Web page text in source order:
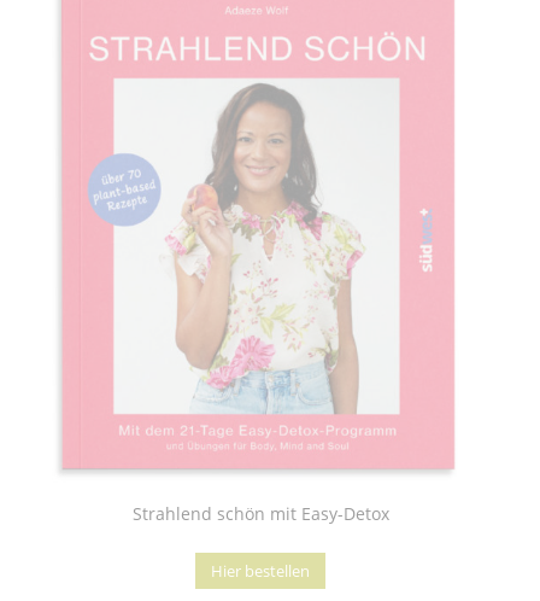
Strahlend schön mit Easy-Detox
Hier bestellen